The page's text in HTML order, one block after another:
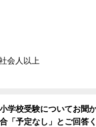
会人以上
学校受験についてお聞
「予定なし」とご回答く